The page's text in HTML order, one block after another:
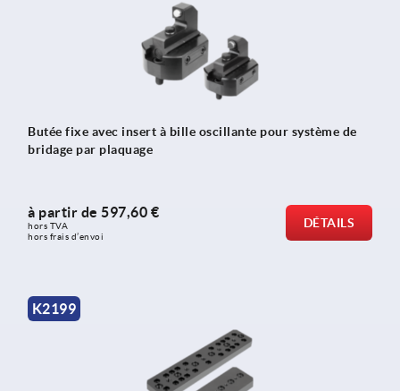
Butée fixe avec insert à bille oscillante pour système de
bridage par plaquage
à partir de 597,60 €
hors TVA
hors frais d’envoi
DÉTAILS
K2199